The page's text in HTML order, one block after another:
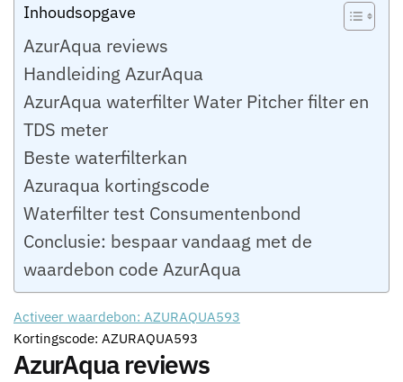
Inhoudsopgave
AzurAqua reviews
Handleiding AzurAqua
AzurAqua waterfilter Water Pitcher filter en
TDS meter
Beste waterfilterkan
Azuraqua kortingscode
Waterfilter test Consumentenbond
Conclusie: bespaar vandaag met de
waardebon code AzurAqua
Activeer waardebon: AZURAQUA593
Kortingscode: AZURAQUA593
AzurAqua reviews